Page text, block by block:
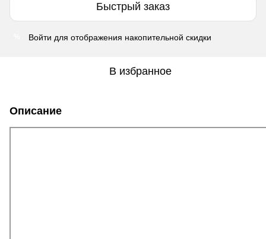
Быстрый заказ
Войти для отображения накопительной скидки
В избранное
Описание